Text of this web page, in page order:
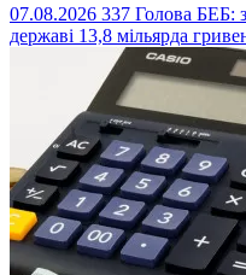
07.08.2026 337 Голова БЕБ:
державі 13,8 мільярда